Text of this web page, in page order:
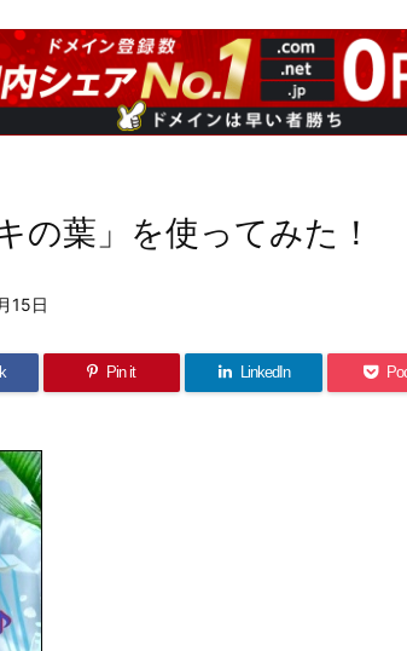
の葉」を使ってみた！
15日
Pin it LinkedIn